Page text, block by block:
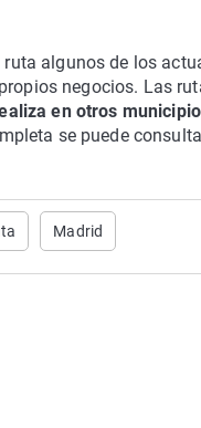
algunos de los
negocios. Las
en otros
se puede
Madrid